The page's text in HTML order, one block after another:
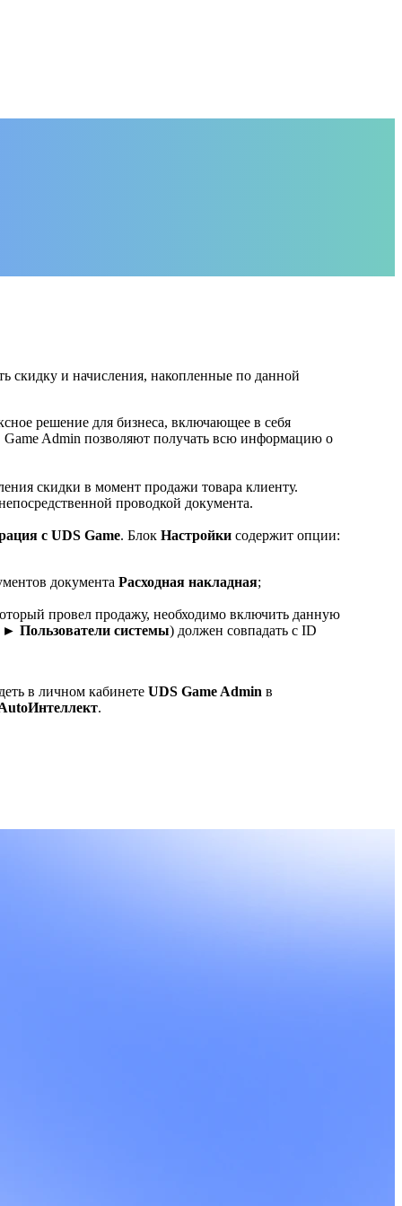
скидку и начисления, накопленные по данной
решение для бизнеса, включающее в себя
Admin позволяют получать всю информацию о
скидки в момент продажи товара клиенту.
проводкой документа.
с UDS Game. Блок Настройки содержит опции:
документа Расходная накладная;
провел продажу, необходимо включить данную
Пользователи системы) должен совпадать с ID
в личном кабинете UDS Game Admin в
.